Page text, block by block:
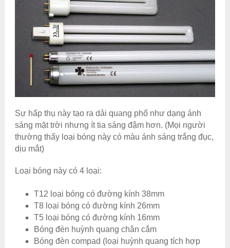
Sự hấp thụ này tạo ra dải quang phổ như dạng ánh
sáng mặt trời nhưng ít tia sáng đậm hơn. (Mọi người
thường thấy loại bóng này có màu ánh sáng trắng đục,
dịu mắt)
Loại bóng này có 4 loại:
T12 loại bóng có đường kính 38mm
T8 loại bóng có đường kính 26mm
T5 loại bóng có đường kính 16mm
Bóng đèn huỳnh quang chân cắm
Bóng đèn compad (loại huỳnh quang tích hợp